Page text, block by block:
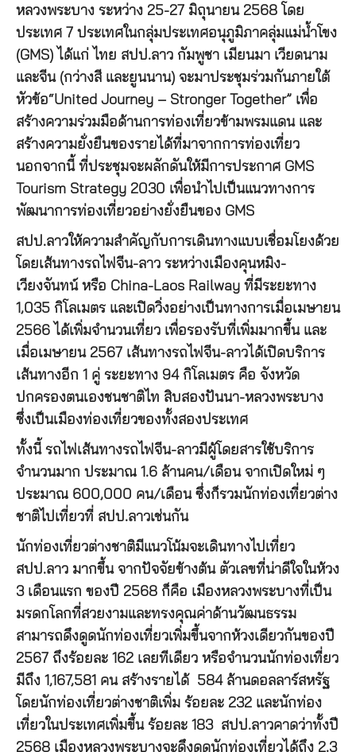
หลวงพระบาง ระหว่าง 25-27 มิถุนายน 2568 โดย
ประเทศ 7 ประเทศในกลุ่มประเทศอนุภูมิภาคลุ่มแม่น้ำโขง
(GMS) ได้แก่ ไทย สปป.ลาว กัมพูชา เมียนมา เวียดนาม
และจีน (กว่างสี และยูนนาน) จะมาประชุมร่วมกันภายใต้
หัวข้อ“United Journey – Stronger Together” เพื่อ
สร้างความร่วมมือด้านการท่องเที่ยวข้ามพรมแดน และ
สร้างความยั่งยืนของรายได้ที่มาจากการท่องเที่ยว
นอกจากนี้ ที่ประชุมจะผลักดันให้มีการประกาศ GMS
Tourism Strategy 2030 เพื่อนำไปเป็นแนวทางการ
พัฒนาการท่องเที่ยวอย่างยั่งยืนของ GMS
สปป.ลาวให้ความสำคัญกับการเดินทางแบบเชื่อมโยงด้วย
โดยเส้นทางรถไฟจีน-ลาว ระหว่างเมืองคุนหมิง-
เวียงจันทน์ หรือ China-Laos Railway ที่มีระยะทาง
1,035 กิโลเมตร และเปิดวิ่งอย่างเป็นทางการเมื่อเมษายน
2566 ได้เพิ่มจำนวนเที่ยว เพื่อรองรับที่เพิ่มมากขึ้น และ
เมื่อเมษายน 2567 เส้นทางรถไฟจีน-ลาวได้เปิดบริการ
เส้นทางอีก 1 คู่ ระยะทาง 94 กิโลเมตร คือ จังหวัด
ปกครองตนเองชนชาติไท สิบสองปันนา-หลวงพระบาง
ซึ่งเป็นเมืองท่องเที่ยวของทั้งสองประเทศ
ทั้งนี้ รถไฟเส้นทางรถไฟจีน-ลาวมีผู้โดยสารใช้บริการ
จำนวนมาก ประมาณ 1.6 ล้านคน/เดือน จากเปิดใหม่ ๆ
ประมาณ 600,000 คน/เดือน ซึ่งก็รวมนักท่องเที่ยวต่าง
ชาติไปเที่ยวที่ สปป.ลาวเช่นกัน
นักท่องเที่ยวต่างชาติมีแนวโน้มจะเดินทางไปเที่ยว
สปป.ลาว มากขึ้น จากปัจจัยข้างต้น ตัวเลขที่น่าดีใจในห้วง
3 เดือนแรก ของปี 2568 ก็คือ เมืองหลวงพระบางที่เป็น
มรดกโลกที่สวยงามและทรงคุณค่าด้านวัฒนธรรม
สามารถดึงดูดนักท่องเที่ยวเพิ่มขึ้นจากห้วงเดียวกันของปี
2567 ถึงร้อยละ 162 เลยทีเดียว หรือจำนวนนักท่องเที่ยว
มีถึง 1,167,581 คน สร้างรายได้ 584 ล้านดอลลาร์สหรัฐ
โดยนักท่องเที่ยวต่างชาติเพิ่ม ร้อยละ 232 และนักท่อง
เที่ยวในประเทศเพิ่มขึ้น ร้อยละ 183 สปป.ลาวคาดว่าทั้งปี
2568 เมืองหลวงพระบางจะดึงดูดนักท่องเที่ยวได้ถึง 2.3